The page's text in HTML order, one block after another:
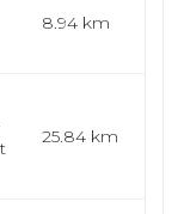
8.94 km
25.84 km